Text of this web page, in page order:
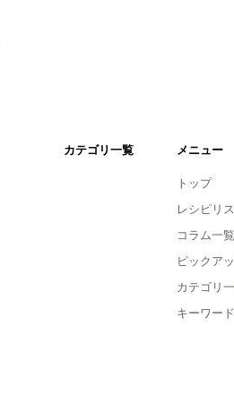
カテゴリ一覧 メニュー
トップ
レシピリ
コラム一覧
ピックア
カテゴリ
キーワー